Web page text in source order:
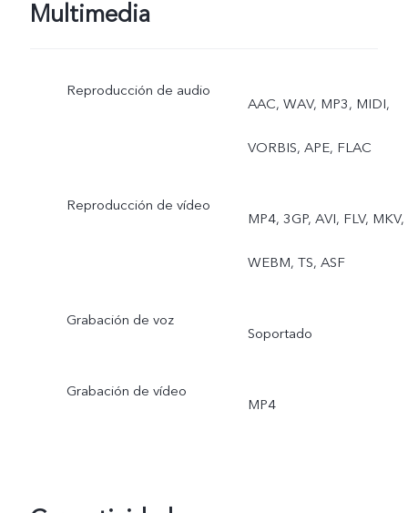
Multimedia
Reproducción de audio
AAC, WAV, MP3, MIDI,
VORBIS, APE, FLAC
Reproducción de vídeo
MP4, 3GP, AVI, FLV, MKV,
WEBM, TS, ASF
Grabación de voz
Soportado
Grabación de vídeo
MP4